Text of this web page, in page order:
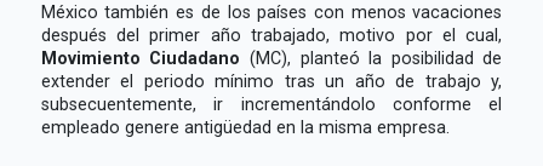
México también es de los países con menos vacaciones
después del primer año trabajado, motivo por el cual,
Movimiento Ciudadano (MC), planteó la posibilidad de
extender el periodo mínimo tras un año de trabajo y,
subsecuentemente, ir incrementándolo conforme el
empleado genere antigüedad en la misma empresa.